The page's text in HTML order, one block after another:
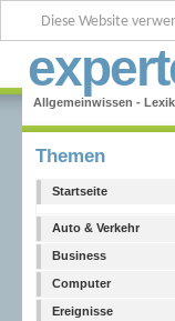
Diese Website
Allgemeinwissen -
Themen
Startseite
Auto & Verkehr
Business
Computer
Ereignisse